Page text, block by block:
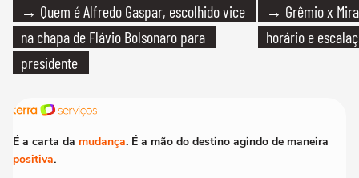
→ Quem é Alfredo Gaspar, escolhido vice
na chapa de Flávio Bolsonaro para
presidente
→ Grêmio x
horário e
É a carta da mudança. É a mão do destino agindo de maneira
positiva.